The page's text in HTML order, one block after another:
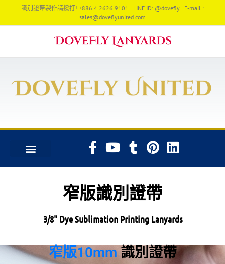
識別證帶製作請撥打! +886 4 2626 9101 | LINE ID: @dovefly | E-mail :
sales@doveflyunited.com
窄版識別證帶
3/8" Dye Sublimation Printing Lanyards
窄版10mm識別證帶